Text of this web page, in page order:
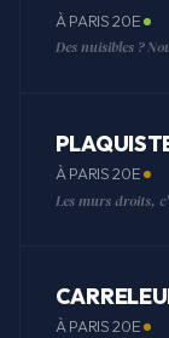
À PARIS 20E
Des nuisibles ?
À PARIS 20E
Les murs droits,
À PARIS 20E